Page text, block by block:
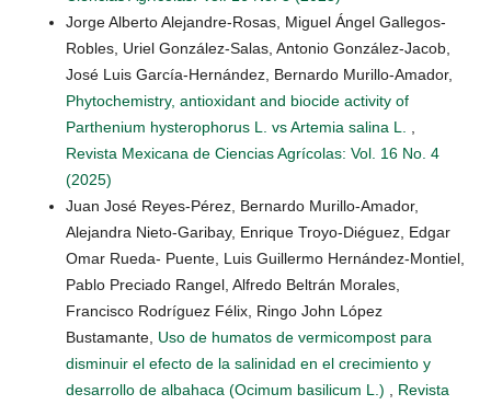
Jorge Alberto Alejandre-Rosas, Miguel Ángel Gallegos-
Robles, Uriel González-Salas, Antonio González-Jacob,
José Luis García-Hernández, Bernardo Murillo-Amador,
Phytochemistry, antioxidant and biocide activity of
Parthenium hysterophorus L. vs Artemia salina L. ,
Revista Mexicana de Ciencias Agrícolas: Vol. 16 No. 4
(2025)
Juan José Reyes-Pérez, Bernardo Murillo-Amador,
Alejandra Nieto-Garibay, Enrique Troyo-Diéguez, Edgar
Omar Rueda- Puente, Luis Guillermo Hernández-Montiel,
Pablo Preciado Rangel, Alfredo Beltrán Morales,
Francisco Rodríguez Félix, Ringo John López
Bustamante, Uso de humatos de vermicompost para
disminuir el efecto de la salinidad en el crecimiento y
desarrollo de albahaca (Ocimum basilicum L.) , Revista